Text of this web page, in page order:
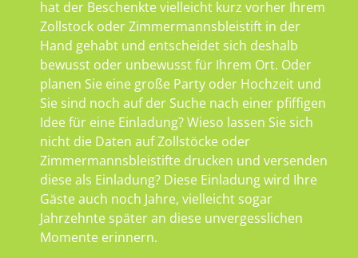
hat der Beschenkte vielleicht kurz vorher Ihrem
Zollstock oder Zimmermannsbleistift in der
Hand gehabt und entscheidet sich deshalb
bewusst oder unbewusst für Ihrem Ort. Oder
planen Sie eine große Party oder Hochzeit und
Sie sind noch auf der Suche nach einer pfiffigen
Idee für eine Einladung? Wieso lassen Sie sich
nicht die Daten auf Zollstöcke oder
Zimmermannsbleistifte drucken und versenden
diese als Einladung? Diese Einladung wird Ihre
Gäste auch noch Jahre, vielleicht sogar
Jahrzehnte später an diese unvergesslichen
Momente erinnern.